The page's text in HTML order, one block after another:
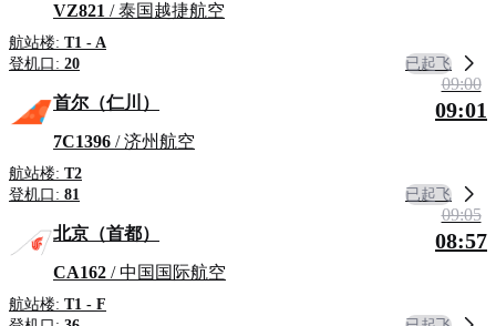
VZ821 / 泰国越捷航空
航站楼: T1 - A
登机口: 20 已起飞
首尔（仁川）
7C1396 / 济州航空
航站楼: T2
登机口: 81
09:00
09:01
已起飞
北京（首都）
CA162 / 中国国际航空
航站楼: T1 - F
09:05
08:57